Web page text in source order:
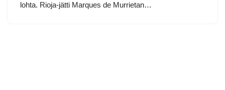
lohta. Rioja-jätti Marques de Murrietan…